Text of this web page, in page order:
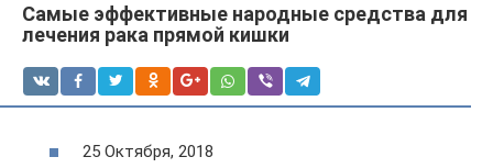
Самые эффективные народные средства для
лечения рака прямой кишки
25 Октября, 2018